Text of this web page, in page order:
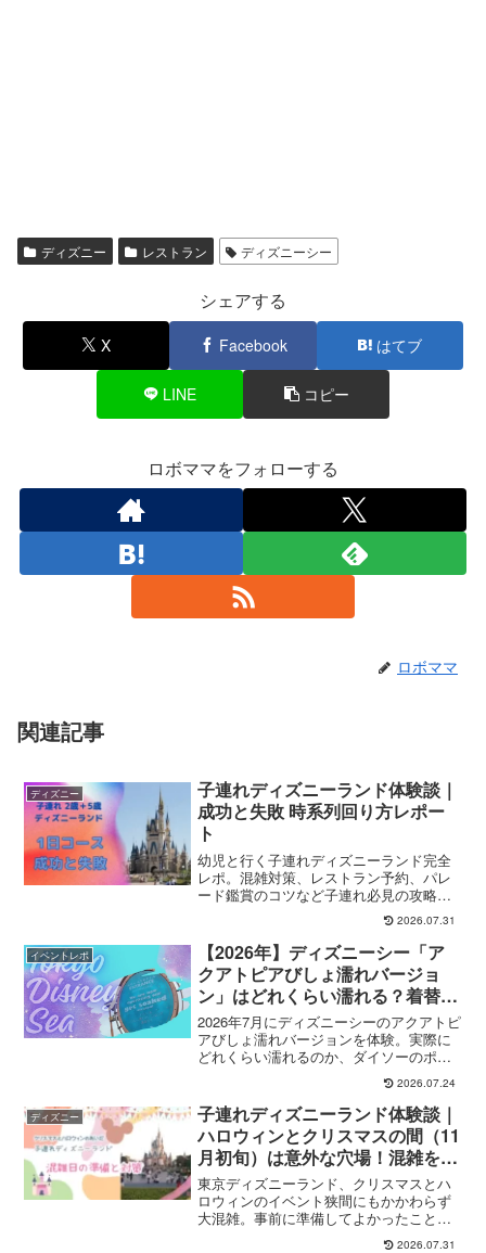
ディズニー レストラン ディズニーシー
シェアする
X Facebook はてブ
LINE コピー
ロボママをフォローする
ロボママ
関連記事
ディズニー
子連れディズニーランド体験談｜
成功と失敗 時系列回り方レポー
ト
幼児と行く子連れディズニーランド完全
レポ。混雑対策、レストラン予約、パレ
ード鑑賞のコツなど子連れ必見の攻略法
2026.07.31
イベントレポ
【2026年】ディズニーシー「ア
クアトピアびしょ濡れバージョ
ン」はどれくらい濡れる？着替え
は必要？100均レインポンチョで
乗ってみた 実体験でレビュー
2026年7月にディズニーシーのアクアトピ
アびしょ濡れバージョンを体験。実際に
どれくらい濡れるのか、ダイソーのポン
チョ型レインコートで大丈夫だったの
か、持ち物や着替えの必要性、待ち時間
や暑さ対策まで実体験をもとに詳しく紹
介します。
2026.07.24
ディズニー
子連れディズニーランド体験談｜
ハロウィンとクリスマスの間（11
月初旬）は意外な穴場！混雑を避
ける回り方と準備のコツ
東京ディズニーランド、クリスマスとハ
ロウィンのイベント狭間にもかかわらず
大混雑。事前に準備してよかったことや
当日オススメの対策をレポートします。
2026.07.31